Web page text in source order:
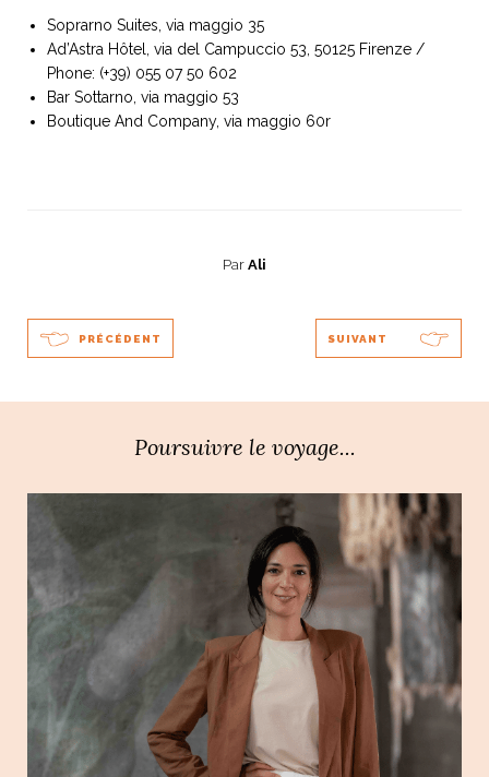
Soprarno Suites , via maggio 35
Ad’Astra Hôtel
, via del Campuccio 53, 50125 Firenze /
Phone: (+39) 055 07 50 602
Bar Sottarno, via maggio 53
Boutique And Company, via maggio 60r
Par Ali
PRÉCÉDENT SUIVANT
Poursuivre le voyage...